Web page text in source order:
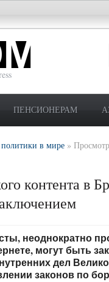
ПЕНСИОНЕРАМ
в мире »
контента в
неоднократно
могут быть
дел
законов по